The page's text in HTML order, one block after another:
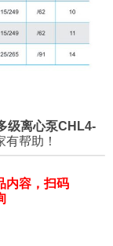
级离心泵CHL4-
帮助！
内容，扫码